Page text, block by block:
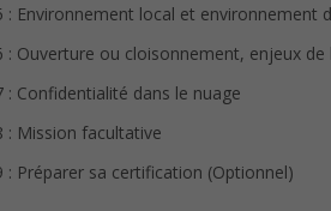
: Environnement local et environnement
: Ouverture ou cloisonnement, enjeux de
: Confidentialité dans le nuage
: Mission facultative
: Préparer sa certification (Optionnel)